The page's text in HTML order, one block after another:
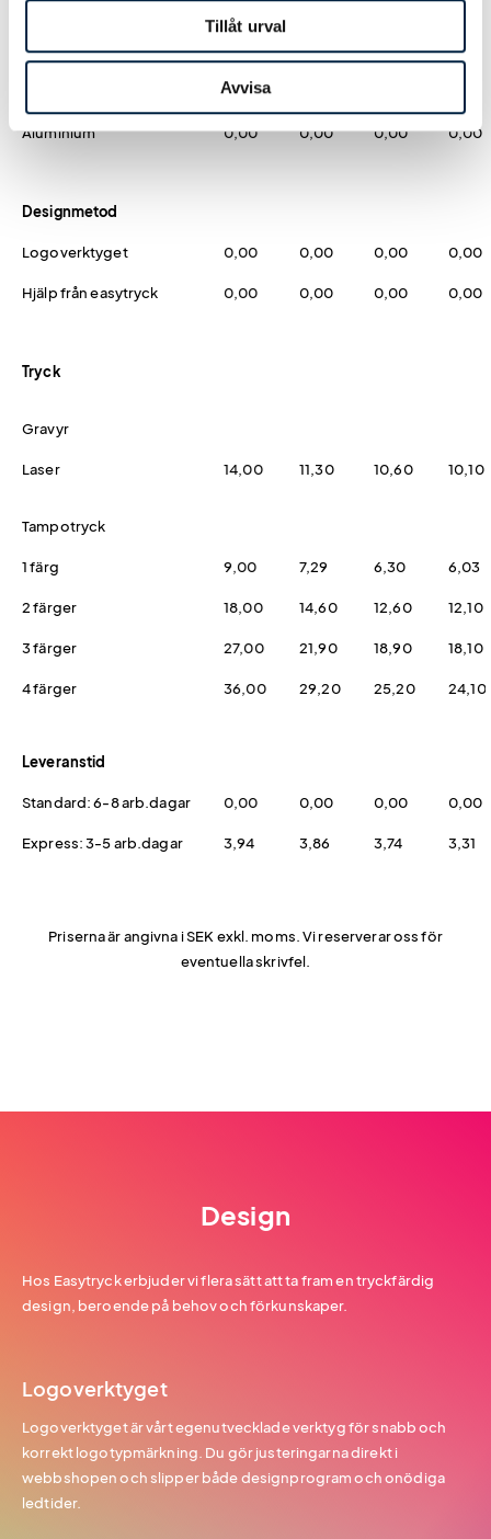
Tillåt urval
Avvisa
Färg
0,00
Aluminium 0,00 0,00 0,00 0,00
Designmetod
Logoverktyget 0,00 0,00 0,00 0,00
Hjälp från easytryck 0,00 0,00 0,00 0,00
Tryck
Gravyr
Laser 14,00 11,30 10,60 10,10
Tampotryck
1 färg 9,00 7,29 6,30 6,03
2 färger 18,00 14,60 12,60 12,10
3 färger 27,00 21,90 18,90 18,10
4 färger 36,00 29,20 25,20 24,10
Leveranstid
Standard: 6-8 arb.dagar 0,00 0,00 0,00 0,00
Express: 3-5 arb.dagar 3,94 3,86 3,74 3,31
Priserna är angivna i SEK exkl. moms. Vi reserverar oss för
eventuella skrivfel.
Design
Hos Easytryck erbjuder vi flera sätt att ta fram en tryckfärdig
design, beroende på behov och förkunskaper.
Logoverktyget
Logoverktyget är vårt egenutvecklade verktyg för snabb och
korrekt logotypmärkning. Du gör justeringarna direkt i
webbshopen och slipper både designprogram och onödiga
ledtider.